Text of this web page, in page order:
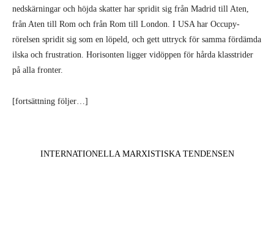
nedskärningar och höjda skatter har spridit sig från Madrid till Aten,
från Aten till Rom och från Rom till London. I USA har Occupy-
rörelsen spridit sig som en löpeld, och gett uttryck för samma fördämda
ilska och frustration. Horisonten ligger vidöppen för hårda klasstrider
på alla fronter.
[fortsättning följer…]
INTERNATIONELLA MARXISTISKA TENDENSEN